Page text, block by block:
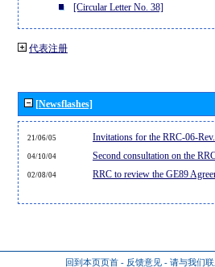
[Circular Letter No. 38]
代表注册
[Newsflashes]
21/06/05 Invitations for the RRC-06-
04/10/04 Second consultation on the
02/08/04 RRC to review the GE89
回到本页页首 - 反馈意见 - 请与我们联